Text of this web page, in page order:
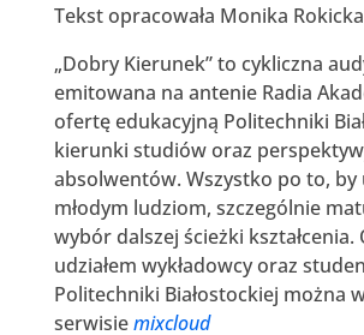
Tekst opracowała Monika Rokicka
„Dobry Kierunek” to cykliczna
emitowana na antenie Radia
ofertę edukacyjną Politechniki
kierunki studiów oraz
absolwentów. Wszystko po to, by
młodym ludziom, szczególnie
wybór dalszej ścieżki kształcenia.
udziałem wykładowcy oraz
Politechniki Białostockiej można
serwisiemixcloud